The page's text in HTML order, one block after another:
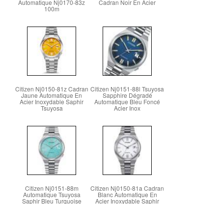
Automatique Nj0170-83z
100m
Cadran Noir En Acier
Citizen Nj0150-81z Cadran
Jaune Automatique En
Acier Inoxydable Saphir
Tsuyosa
Citizen Nj0151-88l Tsuyosa
Sapphire Dégradé
Automatique Bleu Foncé
Acier Inox
Citizen Nj0151-88m
Automatique Tsuyosa
Saphir Bleu Turquoise
Citizen Nj0150-81a Cadran
Blanc Automatique En
Acier Inoxydable Saphir